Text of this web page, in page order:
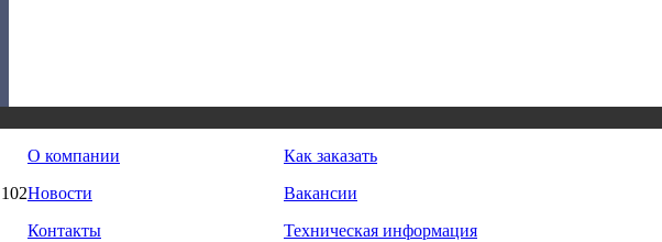
О компании
Новости
Контакты
Как заказать
Вакансии
Техническая информация